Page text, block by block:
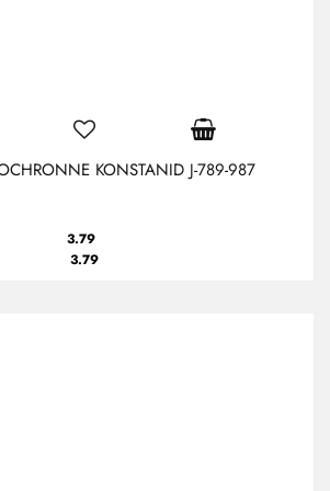
KONSTANID J-789-987
3.79
3.79